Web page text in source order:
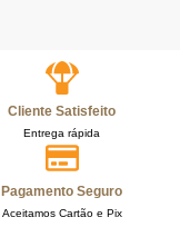
Cliente Satisfeito
Entrega rápida
Pagamento Seguro
Aceitamos Cartão e Pix